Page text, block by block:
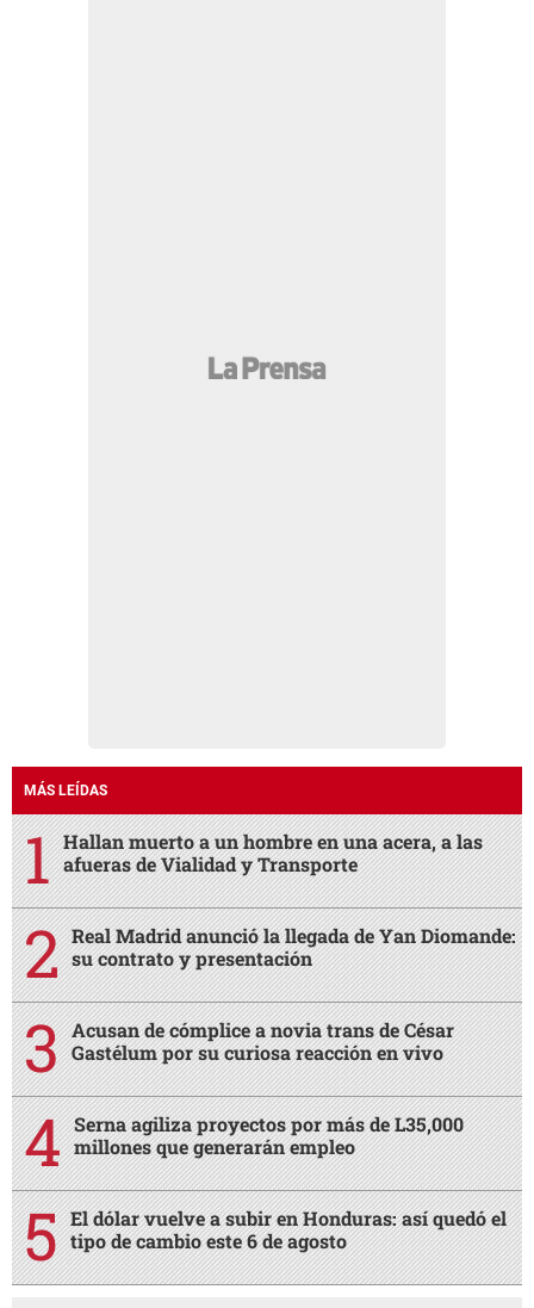
MÁS LEÍDAS
Hallan muerto a un hombre en una acera, a las
afueras de Vialidad y Transporte
Real Madrid anunció la llegada de Yan Diomande:
su contrato y presentación
Acusan de cómplice a novia trans de César
Gastélum por su curiosa reacción en vivo
Serna agiliza proyectos por más de L35,000
millones que generarán empleo
El dólar vuelve a subir en Honduras: así quedó el
tipo de cambio este 6 de agosto